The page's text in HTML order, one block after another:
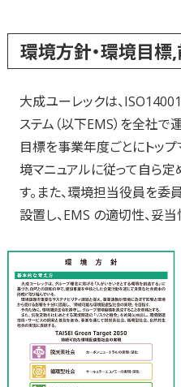
環境方針・環境目
大成ユーレックは、
ステム（以下EMS）を全社で
目標を事業年度ごとにトッ
境マニュアルに従って自ら定
す。また、環境担当役員を委
設置し、EMS の適切性、妥